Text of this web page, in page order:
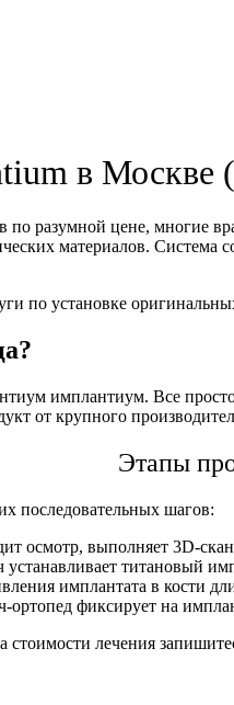
в Москве
по разумной цене,
материалов. Система
по установке
имплантиум. Все
от крупного
Этапы
последовательных шагов:
осмотр, выполняет 3D-
титановый
имплантата в кости
фиксирует на
лечения